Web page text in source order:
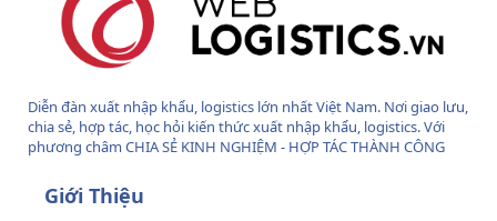
Diễn đàn xuất nhập khẩu, logistics lớn nhất Việt Nam. Nơi giao lưu,
chia sẻ, hợp tác, học hỏi kiến thức xuất nhập khẩu, logistics. Với
phương châm CHIA SẺ KINH NGHIỆM - HỢP TÁC THÀNH CÔNG
Giới Thiệu